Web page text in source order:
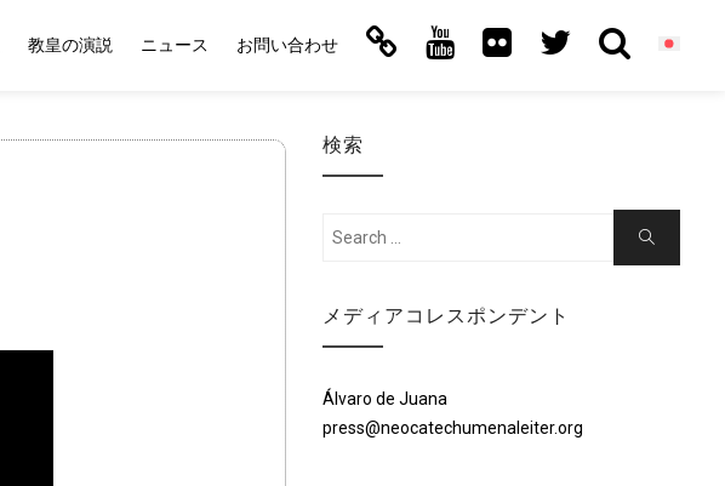
教皇の演説 ニュース お問い合わせ
検索
Search
Search
メディアコレスポンデント
Álvaro de Juana
press@neocatechumenaleiter.org